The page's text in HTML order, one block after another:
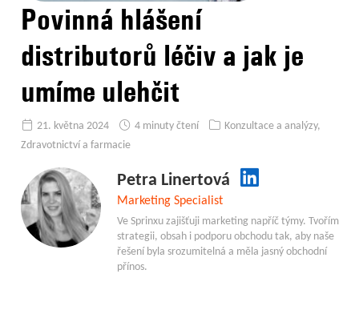
Povinná hlášení
distributorů léčiv a jak je
umíme ulehčit
21. května 2024 4 minuty čtení Konzultace a analýzy,
Zdravotnictví a farmacie
Petra Linertová
Marketing Specialist
Ve Sprinxu zajišťuji marketing napříč týmy. Tvořím
strategii, obsah i podporu obchodu tak, aby naše
řešení byla srozumitelná a měla jasný obchodní
přínos.